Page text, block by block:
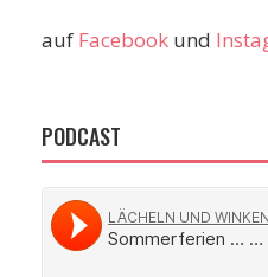
auf Facebook und
PODCAST